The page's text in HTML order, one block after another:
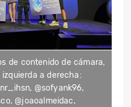
de contenido de cámara,
a derecha:
@sofyank96,
@joaoalmeidac,